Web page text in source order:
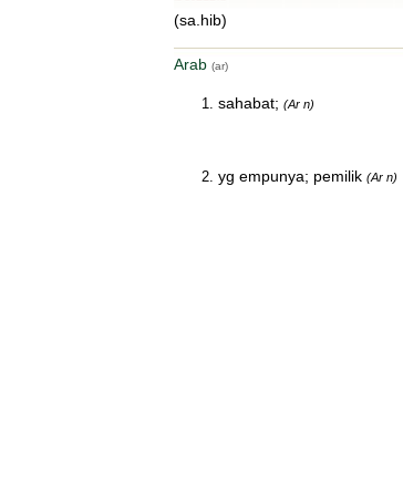
(sa.hib)
Arab (ar)
sahabat; (Ar n)
yg empunya; pemilik (Ar n)